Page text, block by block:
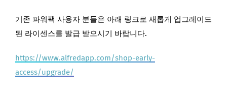
기존 파워팩 사용자 분들은 아래 링크로 새롭게 업그레이드
된 라이센스를 발급 받으시기 바랍니다.
https://www.alfredapp.com/shop-early-
access/upgrade/